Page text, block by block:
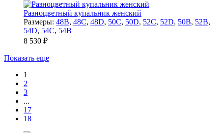
Разноцветный купальник женский
Размеры: 48B, 48C, 48D, 50C, 50D, 52C, 52D, 50B, 52B,
54D, 54C, 54B
8 530 ₽
Показать еще
1
2
3
...
17
18